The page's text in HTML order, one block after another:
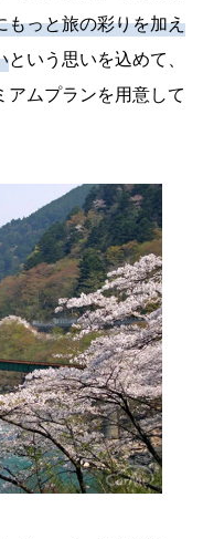
もっと旅の彩りを加え
という思いを込めて、
アムプランを用意して